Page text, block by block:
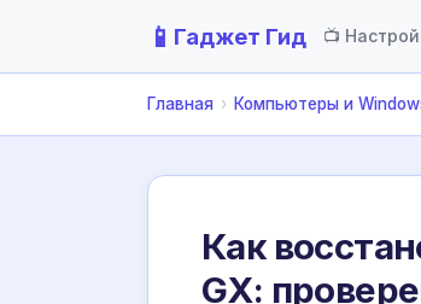
📱 Гаджет Гид 📺
Главная › Компьютеры и
Как
GX: